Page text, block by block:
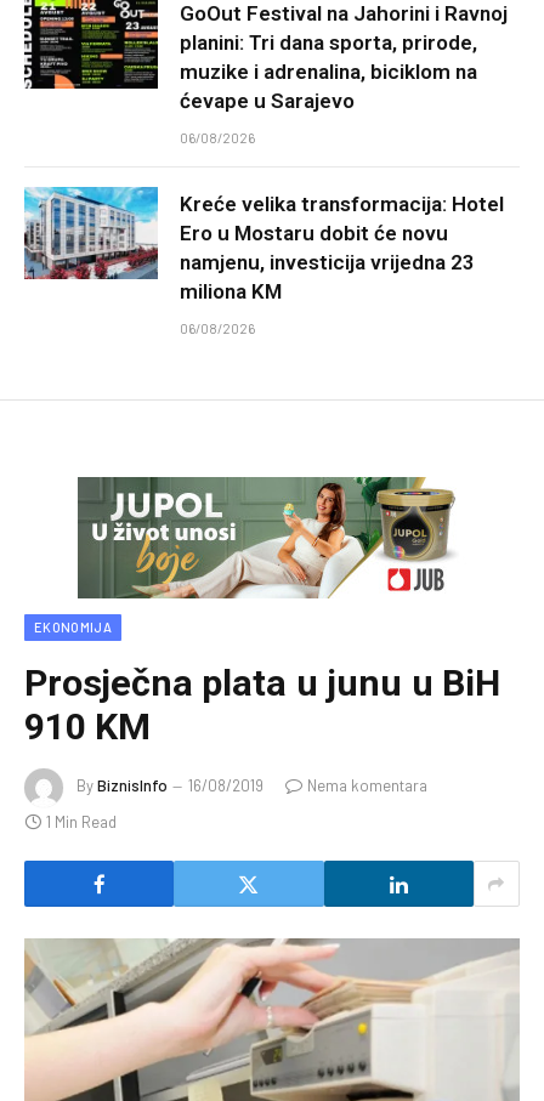
GoOut Festival na Jahorini i Ravnoj
planini: Tri dana sporta, prirode,
muzike i adrenalina, biciklom na
ćevape u Sarajevo
06/08/2026
Kreće velika transformacija: Hotel
Ero u Mostaru dobit će novu
namjenu, investicija vrijedna 23
miliona KM
06/08/2026
EKONOMIJA
Prosječna plata u junu u BiH
910 KM
ByBiznisInfo 16/08/2019
Nema komentara
1 Min Read